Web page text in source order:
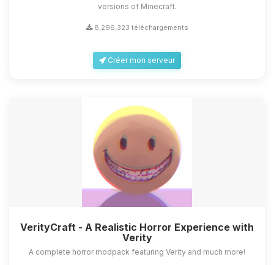
versions of Minecraft.
8,296,323 téléchargements
Créer mon serveur
VerityCraft - A Realistic Horror Experience with
Verity
A complete horror modpack featuring Verity and much more!